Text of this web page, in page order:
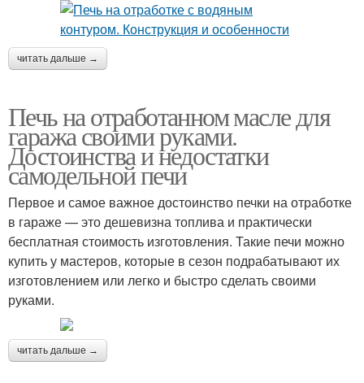
читать дальше →
Печь на отработанном масле для
гаража своими руками.
Достоинства и недостатки
самодельной печи
Первое и самое важное достоинство печки на отработке
в гараже — это дешевизна топлива и практически
бесплатная стоимость изготовления. Такие печи можно
купить у мастеров, которые в сезон подрабатывают их
изготовлением или легко и быстро сделать своими
руками.
читать дальше →